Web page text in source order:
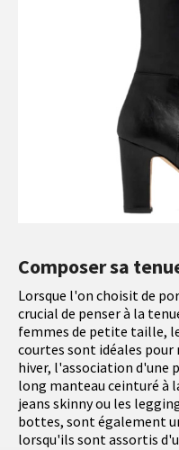
Composer sa
Lorsque l'on choisit de
crucial de penser à la
femmes de petite taille,
courtes sont idéales pour
hiver, l'association d'une
long manteau ceinturé à
jeans skinny ou les
bottes, sont également
lorsqu'ils sont assortis